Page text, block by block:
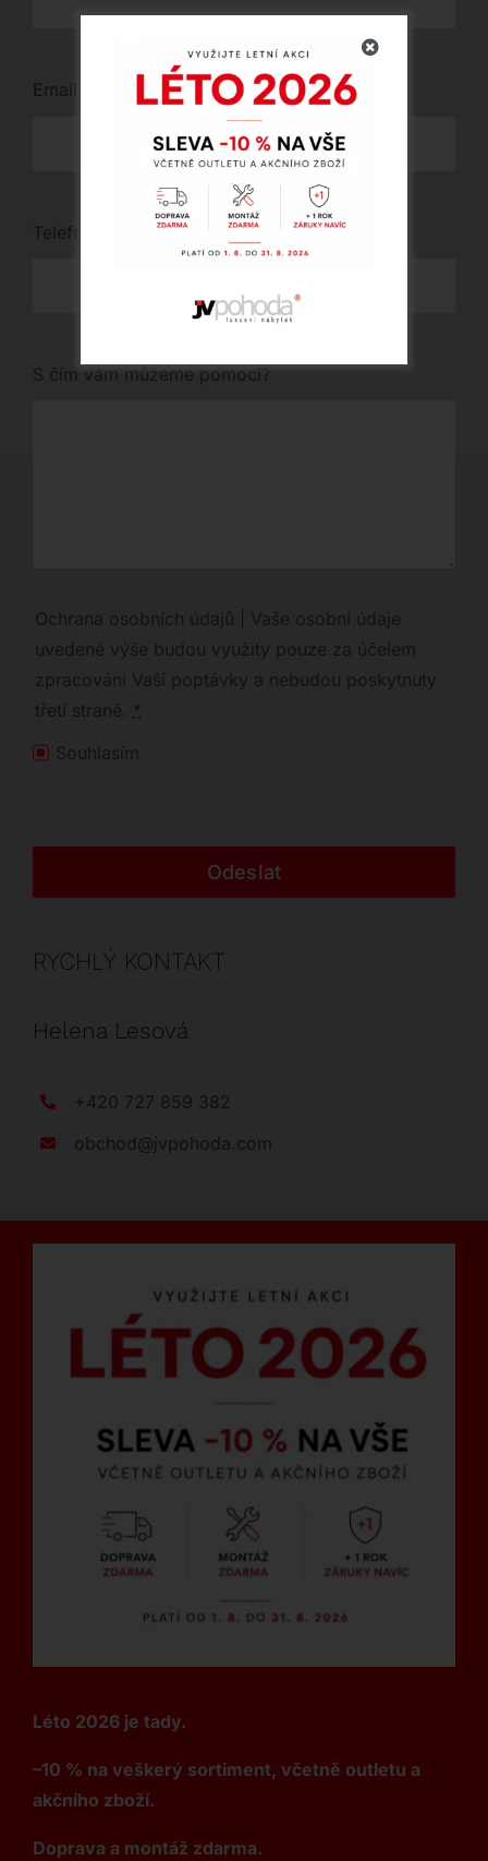
Email
Telefon
S čím vám můžeme pomoci?
Ochrana osobních údajů | Vaše osobní údaje
uvedené výše budou využity pouze za účelem
zpracování Vaší poptávky a nebudou poskytnuty
třetí straně. *
Souhlasím
Odeslat
RYCHLÝ KONTAKT
Helena Lesová
+420 727 859 382
obchod@jvpohoda.com
Léto 2026 je tady.
–10 % na veškerý sortiment, včetně outletu a
akčního zboží.
Doprava a montáž zdarma.